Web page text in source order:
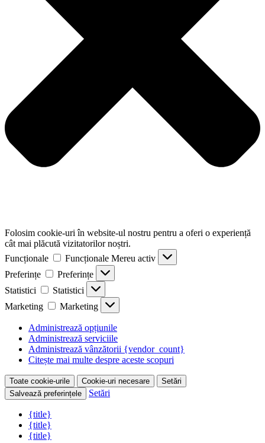
Folosim cookie-uri în website-ul nostru pentru a oferi o experiență
cât mai plăcută vizitatorilor noștri.
Funcționale
Funcționale Mereu activ
Preferințe
Preferințe
Statistici
Statistici
Marketing
Marketing
Administrează opțiunile
Administrează serviciile
Administrează vânzătorii {vendor_count}
Citește mai multe despre aceste scopuri
Toate cookie-urile Cookie-uri necesare
Setări
Salvează preferințele
Setări
{title}
{title}
{title}